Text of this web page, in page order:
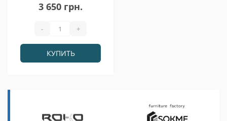
3 650 грн.
- +
КУПИТЬ